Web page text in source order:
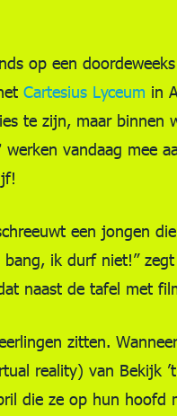
op een
Cartesius Lyceum in
te zijn, maar
vandaag mee
een jongen
ik durf niet!”
naast de tafel met
zitten.
reality) van Bekijk
die ze op hun hoofd